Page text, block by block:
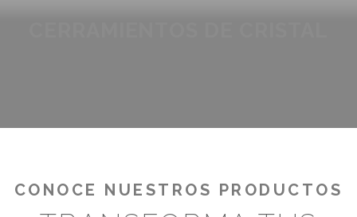
CONOCE NUESTROS PRODUCTOS